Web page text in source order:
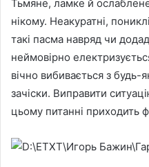
Тьмяне, ламке й
нікому. Неакуратні,
такі пасма навряд чи
неймовірно
вічно вибивається з будь-
зачіски. Виправити
цьому питанні приходить